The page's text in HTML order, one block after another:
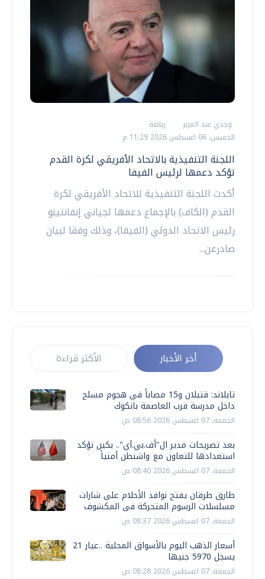
وجدي عبد العزيز
رياضة
الخميس، 06 اغسطس 2026 11:29 م
اللجنة التنفيذية بالاتحاد الأفريقي لكرة القدم
تؤكد دعمها لرئيس الفيفا
أكدت اللجنة التنفيذية للاتحاد الأفريقي لكرة
القدم (الكاف) بالإجماع دعمها لجياني إنفانتينو
رئيس ‌الاتحاد الدولي (الفيفا)، وذلك وفقا لبيان
صادرعن...
أخر الأخبار الأكثر قراءة
تايلاند: قتيلان و15 مصاباً في هجوم مسلح
داخل مدرسة قرب العاصمة بانكوك
الجمعة، 07 اغسطس 2026 08:56 ص
بعد تصريحات مدير ال"أف.بي.آي".. بكين تؤكد
استعدادها للتعاون مع واشنطن أمنياً
الجمعة، 07 اغسطس 2026 08:40 ص
طارق طرقان يفتح نوافذ الأحلام على شارات
مسلسلات الرسوم المتحركة فى المكشوف
الجمعة، 07 اغسطس 2026 08:37 ص
أسعار الذهب اليوم بالأسواق المحلية ..عيار 21
يسجل 5970 جنيها
الجمعة، 07 اغسطس 2026 08:28 ص